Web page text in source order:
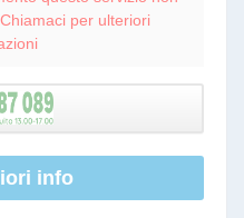
per ulteriori
info